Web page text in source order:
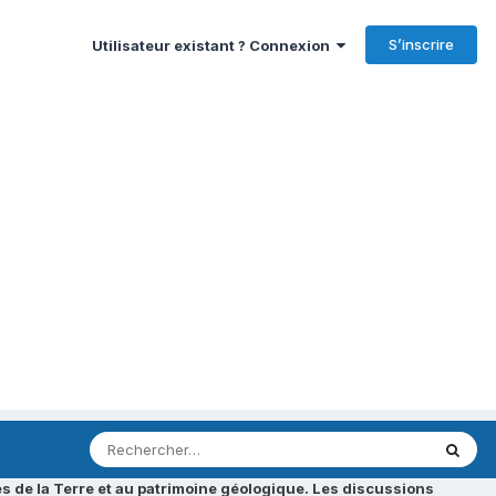
Utilisateur existant ? Connexion S’inscrire
de la Terre et au patrimoine géologique. Les discussions